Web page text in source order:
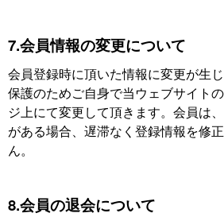
7.会員情報の変更について
会員登録時に頂いた情報に変更が生
保護のためご自身で当ウェブサイト
ジ上にて変更して頂きます。会員は
がある場合、遅滞なく登録情報を修
ん。
8.会員の退会について